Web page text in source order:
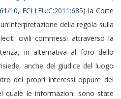
10, ECLI:EU:C:2011:685) la Corte
della regola sulla
civili commessi attraverso la
in alternativa al foro dello
anche del giudice del luogo
dei propri interessi oppure del
quale le informazioni sono state